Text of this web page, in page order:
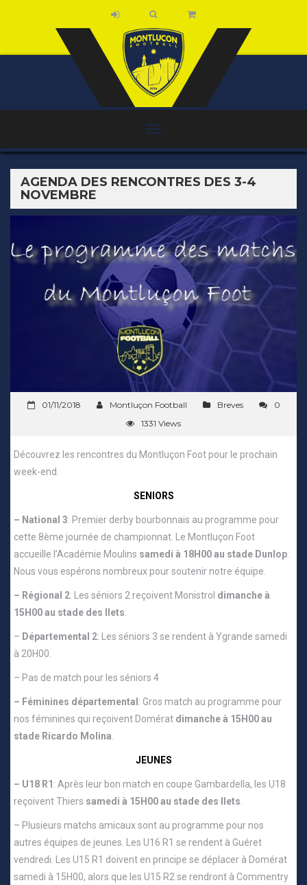
AGENDA DES RENCONTRES DES 3-4
NOVEMBRE
01/11/2018 Montluçon Football Breves
0
1331 Views
Découvrez les rencontres du Montluçon Foot pour le prochain
week-end.
SENIORS
– National 3: Premier derby bourbonnais au programme pour
cette 8ème journée de championnat. Le Montluçon Foot
accueille l’Académie Moulins samedi à 18H00 au stade Dunlop
Nous vous espérons nombreux pour soutenir notre équipe.
– Régional 2: Les séniors 2 reçoivent Monistrol dimanche à
15H00 au stade des Ilets
– Départemental 2: Les séniors 3 se rendent à Ygrande samedi
à 20H00.
– Pas de match pour les séniors 4
– Féminines départemental : Gros match au programme pour
nos féminines qui reçoivent Domérat dimanche à 15H00 au
stade Ricardo Molina
JEUNES
– U18 R1 : Après leur bon match en coupe Gambardella, les U18
reçoivent Thiers samedi à 15H00 au stade des Ilets
– Plusieurs matchs amicaux sont au programme pour nos
autres équipes de jeunes. Les U16 R1 se rendent à Guéret
vendredi. Les U15 R1 doivent en principe se déplacer à Domérat
samedi à 15H00, alors que les U15 R2 se rendront à Commentry